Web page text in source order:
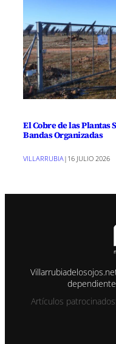
El Cobre de las Plantas
Bandas Organizadas
VILLARRUBIA | 16 JULIO 2026
Artículos patrocinados